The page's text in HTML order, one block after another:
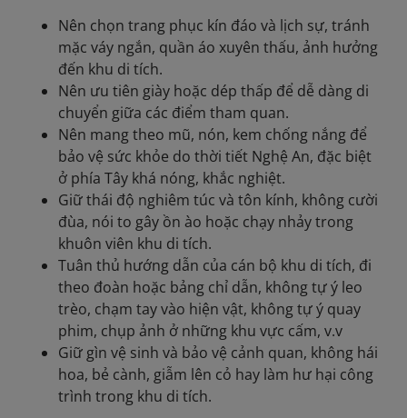
Nên chọn trang phục kín đáo và lịch sự, tránh
mặc váy ngắn, quần áo xuyên thấu, ảnh hưởng
đến khu di tích.
Nên ưu tiên giày hoặc dép thấp để dễ dàng di
chuyển giữa các điểm tham quan.
Nên mang theo mũ, nón, kem chống nắng để
bảo vệ sức khỏe do thời tiết Nghệ An, đặc biệt
ở phía Tây khá nóng, khắc nghiệt.
Giữ thái độ nghiêm túc và tôn kính, không cười
đùa, nói to gây ồn ào hoặc chạy nhảy trong
khuôn viên khu di tích.
Tuân thủ hướng dẫn của cán bộ khu di tích, đi
theo đoàn hoặc bảng chỉ dẫn, không tự ý leo
trèo, chạm tay vào hiện vật, không tự ý quay
phim, chụp ảnh ở những khu vực cấm, v.v
Giữ gìn vệ sinh và bảo vệ cảnh quan, không hái
hoa, bẻ cành, giẫm lên cỏ hay làm hư hại công
trình trong khu di tích.